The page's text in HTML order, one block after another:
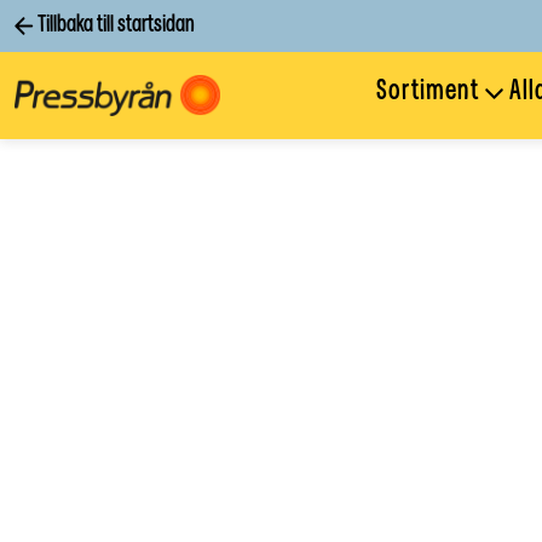
Tillbaka till startsidan
Sortiment